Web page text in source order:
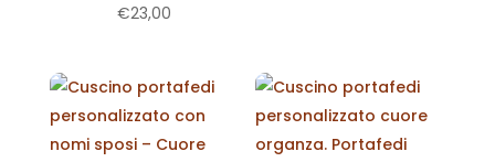
€23,00